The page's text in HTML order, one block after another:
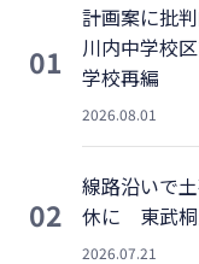
01
計画案に批
川内中学校
学校再編
2026.08.01
02
線路沿いで
休に 東武桐
2026.07.21